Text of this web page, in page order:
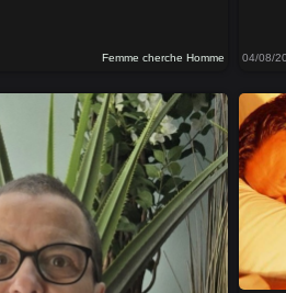
Femme cherche Homme 04/08/